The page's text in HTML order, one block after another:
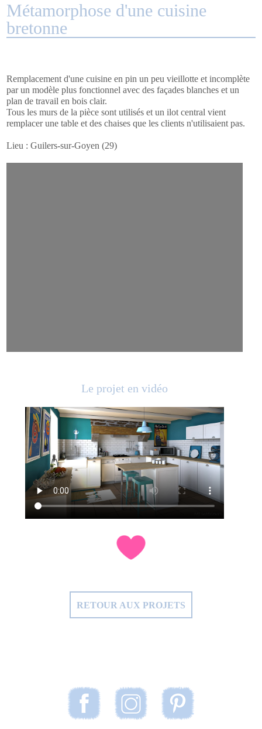
Métamorphose d'une cuisine
bretonne
Remplacement d'une cuisine en pin un peu vieillotte et incomplète
par un modèle plus fonctionnel avec des façades blanches et un
plan de travail en bois clair.
Tous les murs de la pièce sont utilisés et un ilot central vient
remplacer une table et des chaises que les clients n'utilisaient pas.
Lieu : Guilers-sur-Goyen (29)
Le projet en vidéo
RETOUR AUX PROJETS